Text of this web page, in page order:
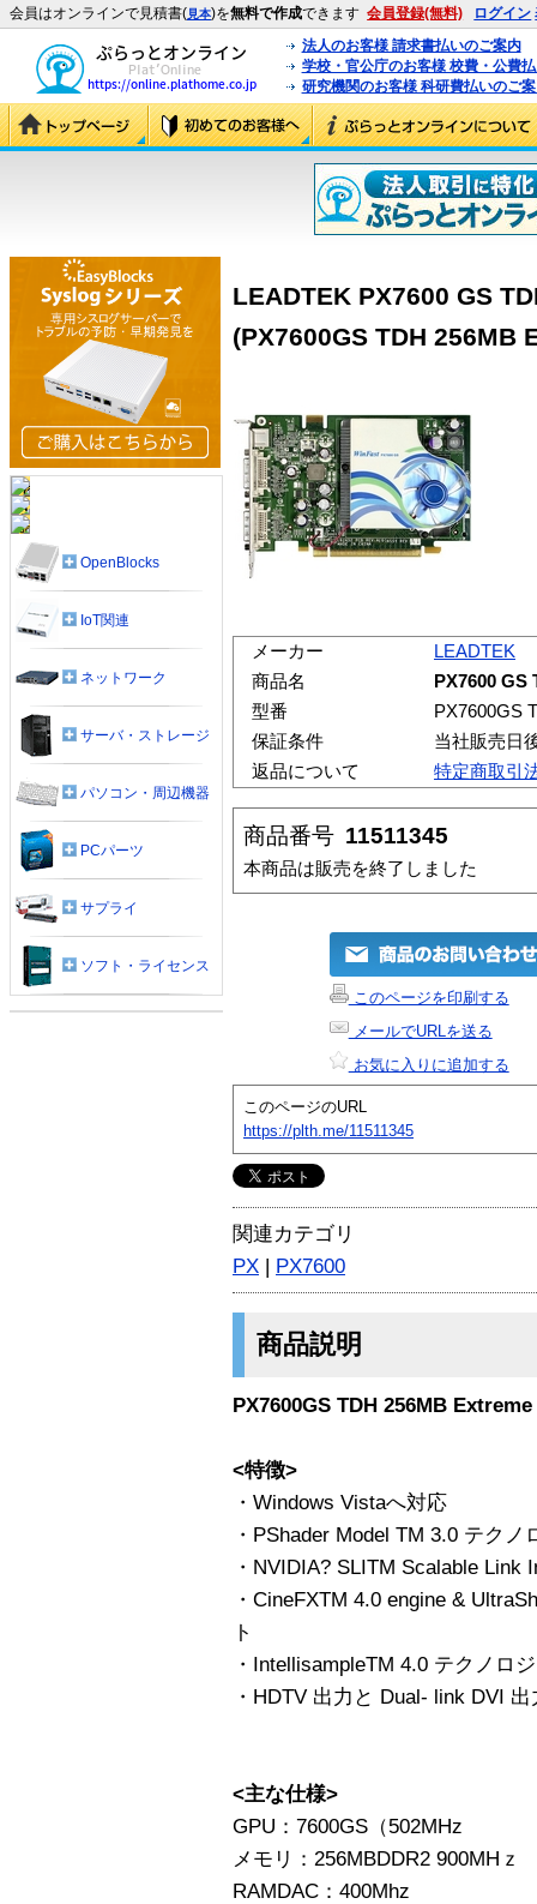
会員はオンラインで見積書(見本)を無料で作成できます 会員登録(無料) ログイン
法人のお客様 請求書払いのご案内
学校・官公庁のお客様 校費・公費
研究機関のお客様 科研費払いのご
LEADTEK PX7600 GS
(PX7600GS TDH 256MB
メーカー
LEADTEK
商品名
PX7600 GS
型番
PX7600GS
保証条件
当社販売日
返品について
特定商取引
商品番号 11511345
本商品は販売を終了しました
このページを印刷する
メールでURLを送る
お気に入りに追加する
このページのURL
https://plth.me/11511345
関連カテゴリ
PX | PX7600
商品説明
PX7600GS TDH 256MB Extreme
<特徴>
・Windows Vistaへ対応
・PShader Model TM 3.0 テクノ
・NVIDIA? SLITM Scalable Link
・CineFXTM 4.0 engine &
ト
・IntellisampleTM 4.0 テクノロ
・HDTV 出力と Dual- link DVI
<主な仕様>
GPU：7600GS（502MHz
メモリ：256MBDDR2 900MH
RAMDAC：400Mhz
OpenBlocks
IoT関連
ネットワーク
サーバ・ストレージ
パソコン・周辺機器
PCパーツ
サプライ
ソフト・ライセンス